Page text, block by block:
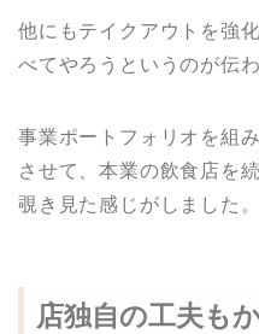
他にもテイクアウトを強
べてやろうというのが伝
事業ポートフォリオを組
させて、本業の飲食店を
覗き見た感じがしました。
店独自の工夫も